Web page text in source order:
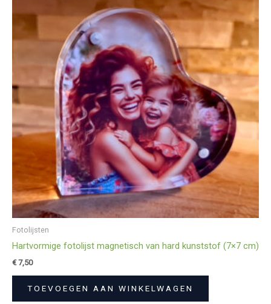
Fotolijsten
Hartvormige fotolijst magnetisch van hard kunststof (7×7 cm)
€7,50
TOEVOEGEN AAN WINKELWAGEN